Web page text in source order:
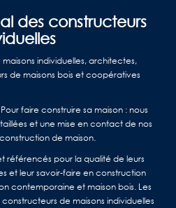
des constructeurs
individuelles, architectes,
de maisons bois et coopératives
Pour faire construire sa maison : nous
et une mise en contact de nos
de maison.
référencés pour la qualité de leurs
et leur savoir-faire en construction
contemporaine et maison bois. Les
de maisons individuelles